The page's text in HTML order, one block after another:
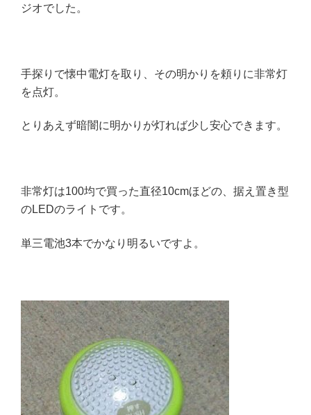
ジオでした。
手探りで懐中電灯を取り、その明かりを頼りに非常灯
を点灯。
とりあえず暗闇に明かりが灯れば少し安心できます。
非常灯は100均で買った直径10cmほどの、据え置き型
のLEDのライトです。
単三電池3本でかなり明るいですよ。